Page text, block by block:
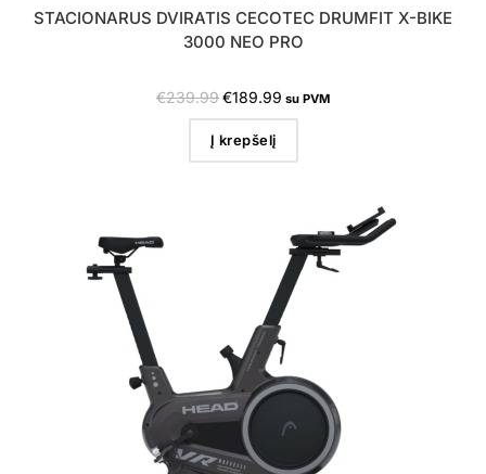
STACIONARUS DVIRATIS CECOTEC DRUMFIT X-BIKE
3000 NEO PRO
€239.99€189.99 su PVM
Į krepšelį